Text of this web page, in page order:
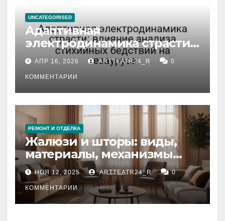
UNCATEGORISED
Адаптивная
электродинамика страсти:
влияние анализа
стихийных бедствий на
тезауруса
АПР 16, 2026 ARTTEATR24_R 0
КОММЕНТАРИИ
РЕМОНТ И ОТДЕЛКА
Жалюзи и шторы: виды,
материалы, механизмы
управления и уход
НОЯ 12, 2025 ARTTEATR24_R 0
КОММЕНТАРИИ